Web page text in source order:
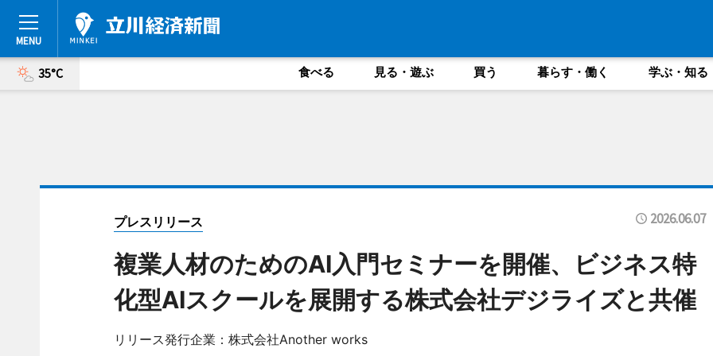
35°C 食べる 見る・遊ぶ 買う 暮らす・働く 学ぶ・知る
プレスリリース 2026.06.07
複業人材のためのAI入門セミナーを開催、ビジネス特
化型AIスクールを展開する株式会社デジライズと共催
リリース発行企業：株式会社Another works